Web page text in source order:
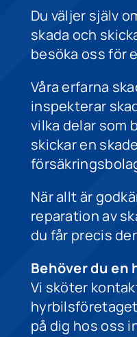
Du väljer själv
skada och
besöka oss för
Våra erfarna
inspekterar
vilka delar som
skickar en
När allt är
reparation av
du får precis
Behöver du en
Vi sköter
på dig hos oss